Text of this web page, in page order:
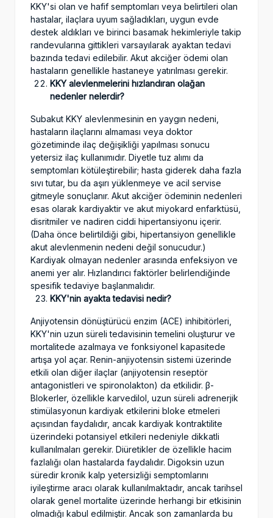
KKY'si olan ve hafif semptomları veya belirtileri olan
hastalar, ilaçlara uyum sağladıkları, uygun evde
destek aldıkları ve birinci basamak hekimleriyle takip
randevularına gittikleri varsayılarak ayaktan tedavi
bazında tedavi edilebilir. Akut akciğer ödemi olan
hastaların genellikle hastaneye yatırılması gerekir.
KKY alevlenmelerini hızlandıran olağan
nedenler nelerdir?
Subakut KKY alevlenmesinin en yaygın nedeni,
hastaların ilaçlarını almaması veya doktor
gözetiminde ilaç değişikliği yapılması sonucu
yetersiz ilaç kullanımıdır. Diyetle tuz alımı da
semptomları kötüleştirebilir; hasta giderek daha fazla
sıvı tutar, bu da aşırı yüklenmeye ve acil servise
gitmeyle sonuçlanır. Akut akciğer ödeminin nedenleri
esas olarak kardiyaktir ve akut miyokard enfarktüsü,
disritmiler ve nadiren ciddi hipertansiyonu içerir.
(Daha önce belirtildiği gibi, hipertansiyon genellikle
akut alevlenmenin nedeni değil sonucudur.)
Kardiyak olmayan nedenler arasında enfeksiyon ve
anemi yer alır. Hızlandırıcı faktörler belirlendiğinde
spesifik tedaviye başlanmalıdır.
KKY'nin ayakta tedavisi nedir?
Anjiyotensin dönüştürücü enzim (ACE) inhibitörleri,
KKY'nin uzun süreli tedavisinin temelini oluşturur ve
mortalitede azalmaya ve fonksiyonel kapasitede
artışa yol açar. Renin-anjiyotensin sistemi üzerinde
etkili olan diğer ilaçlar (anjiyotensin reseptör
antagonistleri ve spironolakton) da etkilidir. β-
Blokerler, özellikle karvedilol, uzun süreli adrenerjik
stimülasyonun kardiyak etkilerini bloke etmeleri
açısından faydalıdır, ancak kardiyak kontraktilite
üzerindeki potansiyel etkileri nedeniyle dikkatli
kullanılmaları gerekir. Diüretikler de özellikle hacim
fazlalığı olan hastalarda faydalıdır. Digoksin uzun
süredir kronik kalp yetersizliği semptomlarını
iyileştirme aracı olarak kullanılmaktadır, ancak tarihsel
olarak genel mortalite üzerinde herhangi bir etkisinin
olmadığı kabul edilmiştir. Ancak son zamanlarda bu